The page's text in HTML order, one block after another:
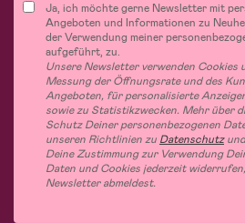
Ja, ich möchte gerne Newsletter mit
Angeboten und Informationen zu
der Verwendung meiner
aufgeführt, zu.
Unsere Newsletter verwenden Cookies
Messung der Öffnungsrate und des
Angeboten, für personalisierte
sowie zu Statistikzwecken. Mehr über
Schutz Deiner personenbezogenen
unseren Richtlinien zu Datenschutz
Deine Zustimmung zur Verwendung
Daten und Cookies jederzeit
Newsletter abmeldest.